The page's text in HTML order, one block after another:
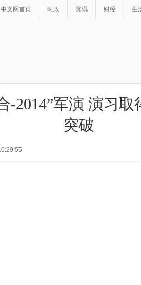
中文网首页 时政 资讯 财经 生
-2014”军演 演习
突破